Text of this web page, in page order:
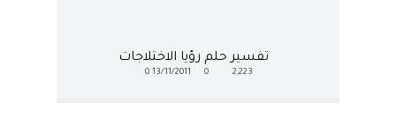
تفسير حلم رؤيا الاختلاجات
2,223
13/11/2011
0